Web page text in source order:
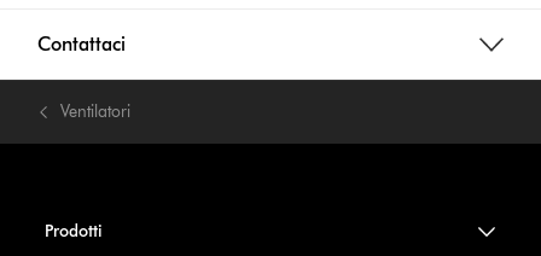
Contattaci
Ventilatori
Prodotti